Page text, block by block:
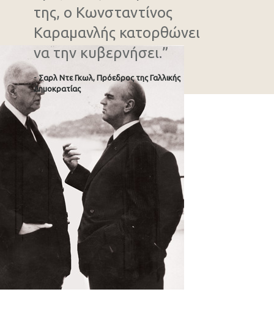
της, ο Κωνσταντίνος
Καραμανλής κατορθώνει
να την κυβερνήσει.”
- Σαρλ Ντε Γκωλ, Πρόεδρος της Γαλλικής
Δημοκρατίας